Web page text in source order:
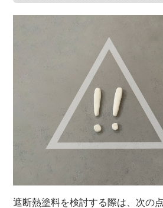
遮断熱塗料を検討する際は、次の